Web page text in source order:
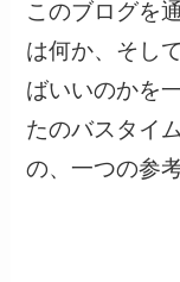
このブログを
は何か、そし
ばいいのかを
たのバスタイ
の、一つの参